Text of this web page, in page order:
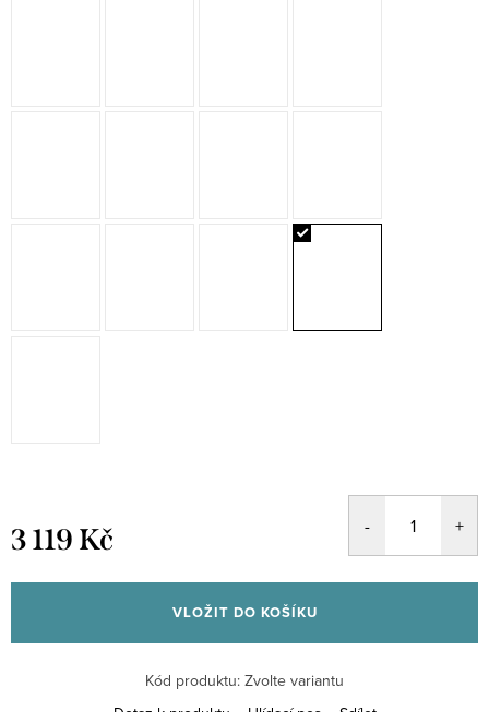
3 119 Kč
cena:
VLOŽIT DO KOŠÍKU
Kód produktu: Zvolte variantu